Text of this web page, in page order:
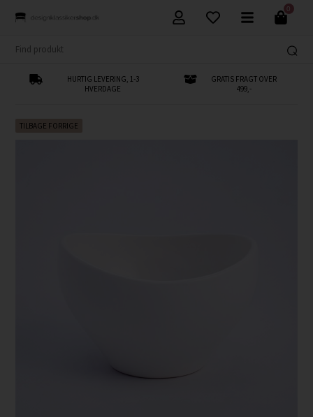
0
HURTIG LEVERING, 1-3
HVERDAGE
GRATIS FRAGT OVER
499,-
TILBAGE FORRIGE